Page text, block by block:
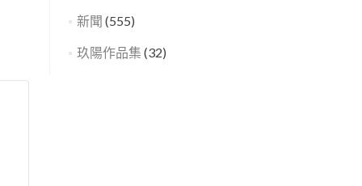
新聞 (555)
玖陽作品集 (32)